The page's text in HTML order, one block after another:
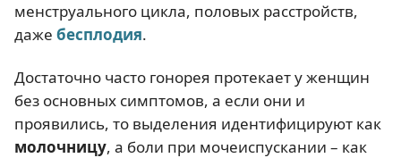
менструального цикла, половых расстройств,
даже бесплодия.
Достаточно часто гонорея протекает у женщин
без основных симптомов, а если они и
проявились, то выделения идентифицируют как
молочницу, а боли при мочеиспускании – как